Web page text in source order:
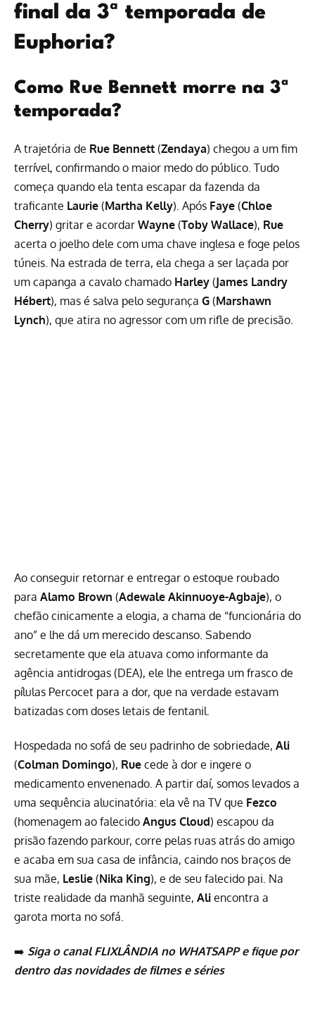
final da 3ª temporada de
Euphoria?
Como Rue Bennett morre na 3ª
temporada?
A trajetória de Rue Bennett (Zendaya) chegou a um fim
terrível, confirmando o maior medo do público. Tudo
começa quando ela tenta escapar da fazenda da
traficante Laurie (Martha Kelly). Após Faye (Chloe
Cherry) gritar e acordar Wayne (Toby Wallace), Rue
acerta o joelho dele com uma chave inglesa e foge pelos
túneis. Na estrada de terra, ela chega a ser laçada por
um capanga a cavalo chamado Harley (James Landry
Hébert), mas é salva pelo segurança G (Marshawn
Lynch), que atira no agressor com um rifle de precisão.
Ao conseguir retornar e entregar o estoque roubado
para Alamo Brown (Adewale Akinnuoye-Agbaje), o
chefão cinicamente a elogia, a chama de “funcionária do
ano” e lhe dá um merecido descanso. Sabendo
secretamente que ela atuava como informante da
agência antidrogas (DEA), ele lhe entrega um frasco de
pílulas Percocet para a dor, que na verdade estavam
batizadas com doses letais de fentanil.
Hospedada no sofá de seu padrinho de sobriedade, Ali
(Colman Domingo), Rue cede à dor e ingere o
medicamento envenenado. A partir daí, somos levados a
uma sequência alucinatória: ela vê na TV que Fezco
(homenagem ao falecido Angus Cloud) escapou da
prisão fazendo parkour, corre pelas ruas atrás do amigo
e acaba em sua casa de infância, caindo nos braços de
sua mãe, Leslie (Nika King), e de seu falecido pai. Na
triste realidade da manhã seguinte, Ali encontra a
garota morta no sofá.
➡️ Siga o canal FLIXLÂNDIA no WHATSAPPe fique por
dentro das novidades de filmese séries